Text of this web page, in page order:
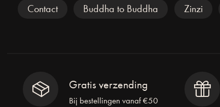
Veel gezocht
Contact Buddha to Buddha Zinzi
Gratis verzending
Bij bestellingen vanaf €50